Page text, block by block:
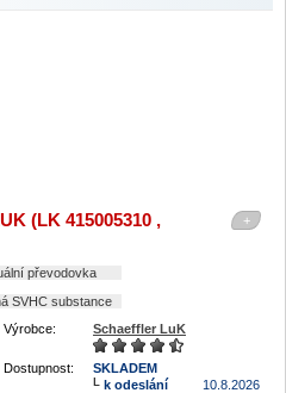
+
(LK 415005310 ,
převodovka
SVHC substance
Výrobce:
Schaeffler LuK
Dostupnost:
SKLADEM
k odeslání
10.8.2026